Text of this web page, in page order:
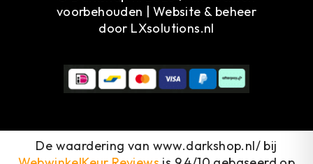
voorbehouden | Website & beheer
door LXsolutions.nl
De waardering van www.darkshop.nl/ bij